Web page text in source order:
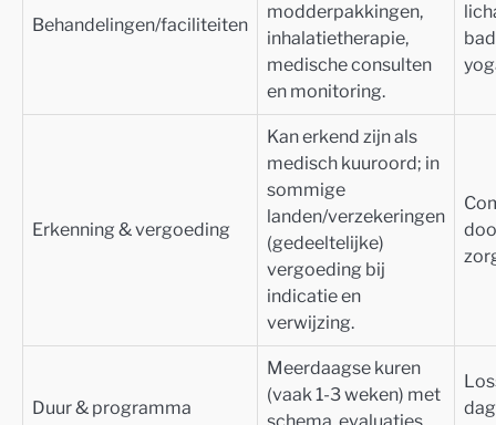
Behandelingen/faciliteiten
modderpakkingen,
inhalatietherapie,
medische consulten
en monitoring.
Erkenning & vergoeding
Kan erkend zijn als
medisch kuuroord; in
sommige
landen/verzekeringen
(gedeeltelijke)
vergoeding bij
indicatie en
verwijzing.
Duur & programma
Meerdaagse kuren
(vaak 1-3 weken) met